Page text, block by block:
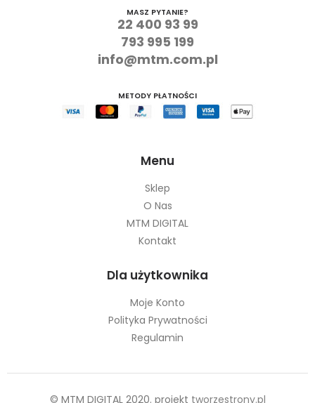
MASZ PYTANIE?
22 400 93 99
793 995 199
info@mtm.com.pl
METODY PŁATNOŚCI
Menu
Sklep
O Nas
MTM DIGITAL
Kontakt
Dla użytkownika
Moje Konto
Polityka Prywatności
Regulamin
© MTM DIGITAL 2020. projekt tworzestrony.pl